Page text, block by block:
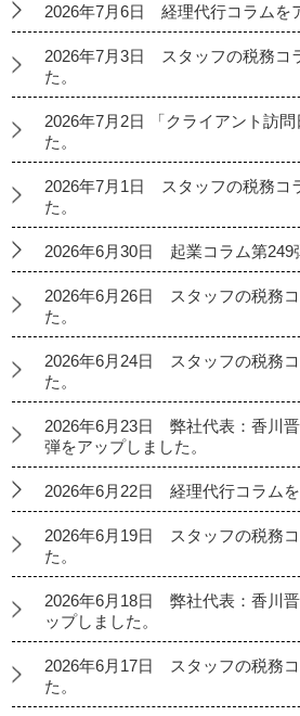
2026年7月6日 経理代行コラムを
2026年7月3日 スタッフの税務コ
た。
2026年7月2日 「クライアント訪
た。
2026年7月1日 スタッフの税務コ
た。
2026年6月30日 起業コラム第249
2026年6月26日 スタッフの税務
た。
2026年6月24日 スタッフの税務
た。
2026年6月23日 弊社代表：香川
弾をアップしました。
2026年6月22日 経理代行コラムを
2026年6月19日 スタッフの税務
た。
2026年6月18日 弊社代表：香川
ップしました。
2026年6月17日 スタッフの税務
た。